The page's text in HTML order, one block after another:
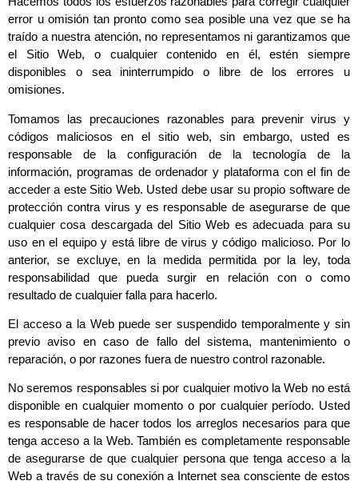
error u omisión tan pronto como sea posible una vez que se ha
traído a nuestra atención, no representamos ni garantizamos que
el Sitio Web, o cualquier contenido en él, estén siempre
disponibles o sea ininterrumpido o libre de los errores u
omisiones.
Tomamos las precauciones razonables para prevenir virus y
códigos maliciosos en el sitio web, sin embargo, usted es
responsable de la configuración de la tecnología de la
información, programas de ordenador y plataforma con el fin de
acceder a este Sitio Web. Usted debe usar su propio software de
protección contra virus y es responsable de asegurarse de que
cualquier cosa descargada del Sitio Web es adecuada para su
uso en el equipo y está libre de virus y código malicioso. Por lo
anterior, se excluye, en la medida permitida por la ley, toda
responsabilidad que pueda surgir en relación con o como
resultado de cualquier falla para hacerlo.
El acceso a la Web puede ser suspendido temporalmente y sin
previo aviso en caso de fallo del sistema, mantenimiento o
reparación, o por razones fuera de nuestro control razonable.
No seremos responsables si por cualquier motivo la Web no está
disponible en cualquier momento o por cualquier período. Usted
es responsable de hacer todos los arreglos necesarios para que
tenga acceso a la Web. También es completamente responsable
de asegurarse de que cualquier persona que tenga acceso a la
Web a través de su conexión a Internet sea consciente de estos